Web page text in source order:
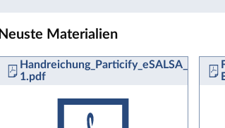
Neuste Materialien
1.pdf